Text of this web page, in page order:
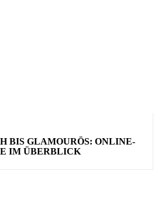
BIS GLAMOURÖS: ONLINE-
IM ÜBERBLICK